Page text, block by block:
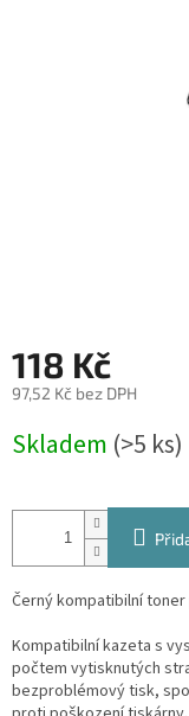
118 Kč
97,52 Kč bez DPH
cena:
Skladem (>5 ks)
Černý kompatibilní
Kompatibilní kazeta s
počtem vytisknutých
bezproblémový tisk,